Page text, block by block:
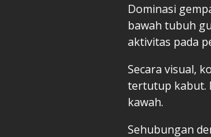
Dominasi
bawah tubuh
aktivitas pada
Secara visual,
tertutup kabut.
kawah.
Sehubungan